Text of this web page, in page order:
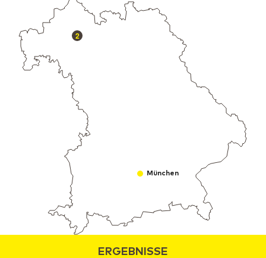
2
München
ERGEBNISSE